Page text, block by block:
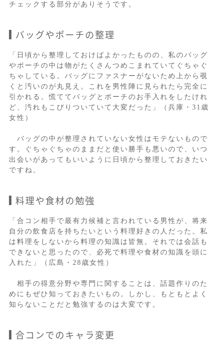
チェックする部分がありそうです。
バッグやポーチの整理
「日頃から整理しておけばよかったものの、私のバッグ
やポーチの中は物がたくさんつめこまれていてぐちゃぐ
ちゃしている。バッグにファスナーがないため上から覗
くと汚いのが丸見え。これを男性陣に見られたら完全に
引かれる。慌ててバッグとポーチのお手入れをしたけれ
ど、汚れもこびりついていて大変だった」（兵庫・31歳
女性）
バッグの中が整理されていない女性はモテないもので
す。ぐちゃぐちゃのままだと使い勝手も悪いので、いつ
出会いがあってもいいように日頃から整理しておきたい
ですね。
料理や食材の勉強
「合コン相手で最有力候補と言われている男性が、将来
自分の飲食店を持ちたいという料理好きの人だった。私
は料理をしないから料理の知識は皆無。それでは会話も
できないと思ったので、必死で料理や食材の知識を頭に
入れた」（広島・28歳女性）
相手の得意分野や専門に関することは、話題作りのた
めにもぜひ知っておきたいもの。しかし、もともとよく
知らないことだと勉強するのは大変です。
合コンでのキャラ変更